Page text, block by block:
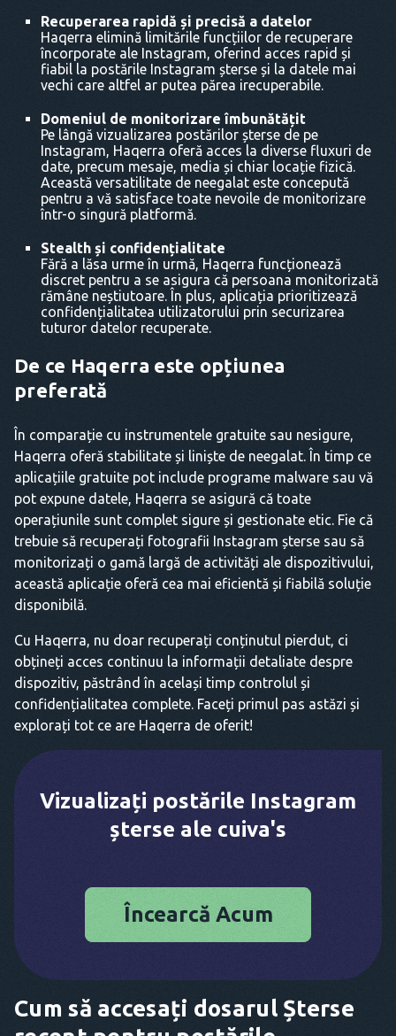
Recuperarea rapidă și precisă a datelor
Haqerra elimină limitările funcțiilor de recuperare
încorporate ale Instagram, oferind acces rapid și
fiabil la postările Instagram șterse și la datele mai
vechi care altfel ar putea părea irecuperabile.
Domeniul de monitorizare îmbunătățit
Pe lângă vizualizarea postărilor șterse de pe
Instagram, Haqerra oferă acces la diverse fluxuri de
date, precum mesaje, media și chiar locație fizică.
Această versatilitate de neegalat este concepută
pentru a vă satisface toate nevoile de monitorizare
într-o singură platformă.
Stealth și confidențialitate
Fără a lăsa urme în urmă, Haqerra funcționează
discret pentru a se asigura că persoana monitorizată
rămâne neștiutoare. În plus, aplicația prioritizează
confidențialitatea utilizatorului prin securizarea
tuturor datelor recuperate.
De ce Haqerra este opțiunea
preferată
În comparație cu instrumentele gratuite sau nesigure,
Haqerra oferă stabilitate și liniște de neegalat. În timp ce
aplicațiile gratuite pot include programe malware sau vă
pot expune datele, Haqerra se asigură că toate
operațiunile sunt complet sigure și gestionate etic. Fie că
trebuie să recuperați fotografii Instagram șterse sau să
monitorizați o gamă largă de activități ale dispozitivului,
această aplicație oferă cea mai eficientă și fiabilă soluție
disponibilă.
Cu Haqerra, nu doar recuperați conținutul pierdut, ci
obțineți acces continuu la informații detaliate despre
dispozitiv, păstrând în același timp controlul și
confidențialitatea complete. Faceți primul pas astăzi și
explorați tot ce are Haqerra de oferit!
Vizualizați postările Instagram
șterse ale cuiva's
Încearcă Acum
Cum să accesați dosarul Șterse